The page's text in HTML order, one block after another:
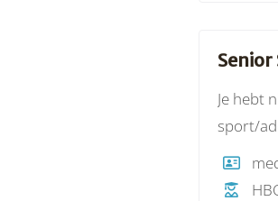
Je hebt
sport/